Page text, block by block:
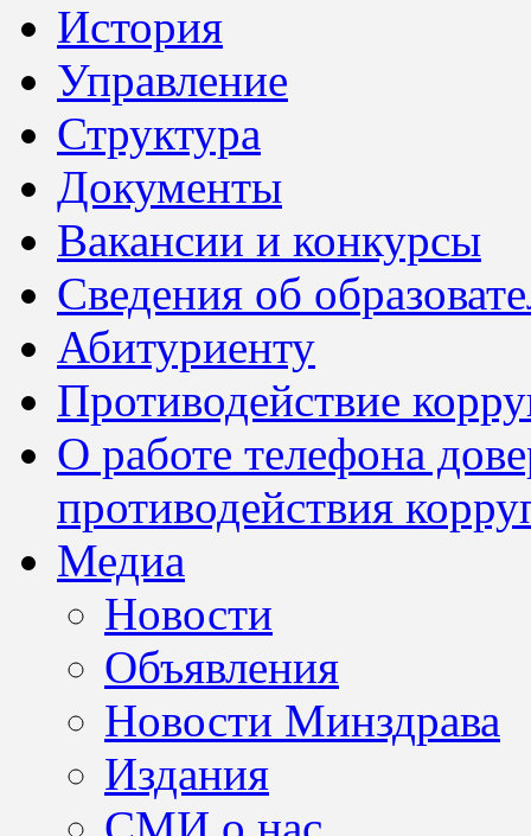
История
Управление
Структура
Документы
Вакансии и конкурсы
Сведения об
Абитуриенту
Противодействие
О работе телефона
противодействия
Медиа
Новости
Объявления
Новости Минздрава
Издания